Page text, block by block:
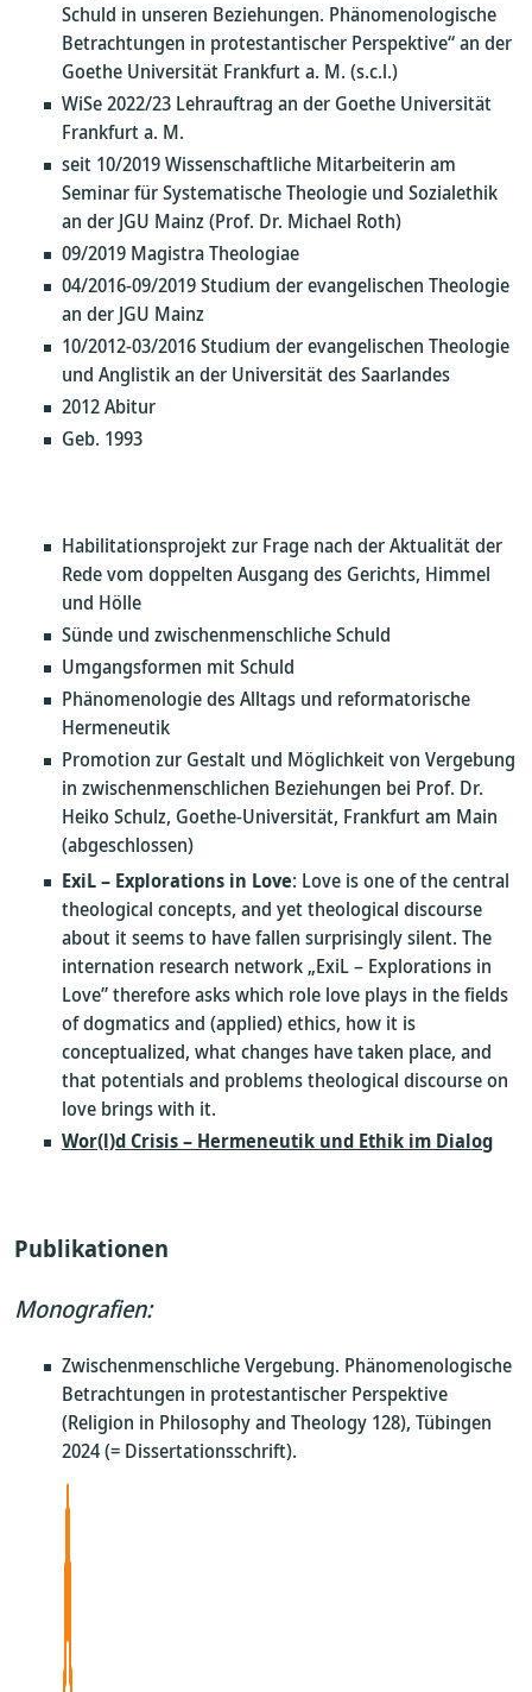
Schuld in unseren Beziehungen. Phänomenologische
Betrachtungen in protestantischer Perspektive“ an der
Goethe Universität Frankfurt a. M. (s.c.l.)
WiSe 2022/23 Lehrauftrag an der Goethe Universität
Frankfurt a. M.
seit 10/2019 Wissenschaftliche Mitarbeiterin am
Seminar für Systematische Theologie und Sozialethik
an der JGU Mainz (Prof. Dr. Michael Roth)
09/2019 Magistra Theologiae
04/2016-09/2019 Studium der evangelischen Theologie
an der JGU Mainz
10/2012-03/2016 Studium der evangelischen Theologie
und Anglistik an der Universität des Saarlandes
2012 Abitur
Geb. 1993
Habilitationsprojekt zur Frage nach der Aktualität der
Rede vom doppelten Ausgang des Gerichts, Himmel
und Hölle
Sünde und zwischenmenschliche Schuld
Umgangsformen mit Schuld
Phänomenologie des Alltags und reformatorische
Hermeneutik
Promotion zur Gestalt und Möglichkeit von Vergebung
in zwischenmenschlichen Beziehungen bei Prof. Dr.
Heiko Schulz, Goethe-Universität, Frankfurt am Main
(abgeschlossen)
ExiL – Explorations in Love: Love is one of the central
theological concepts, and yet theological discourse
about it seems to have fallen surprisingly silent. The
internation research network „ExiL – Explorations in
Love” therefore asks which role love plays in the fields
of dogmatics and (applied) ethics, how it is
conceptualized, what changes have taken place, and
that potentials and problems theological discourse on
love brings with it.
Wor(l)d Crisis – Hermeneutik und Ethik im Dialog
Publikationen
Monografien:
Zwischenmenschliche Vergebung. Phänomenologische
Betrachtungen in protestantischer Perspektive
(Religion in Philosophy and Theology 128), Tübingen
2024 (= Dissertationsschrift).